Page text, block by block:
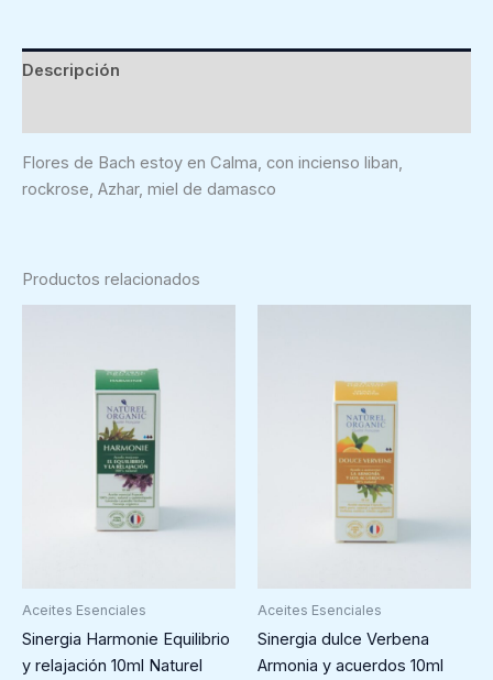
aromaterapia
estoy
en
cantidad
Descripción
Flores de Bach estoy en Calma, con incienso liban,
rockrose, Azhar, miel de damasco
Productos relacionados
Aceites Esenciales
Sinergia Harmonie Equilibrio
y relajación 10ml Naturel
Aceites Esenciales
Sinergia dulce Verbena
Armonia y acuerdos 10ml